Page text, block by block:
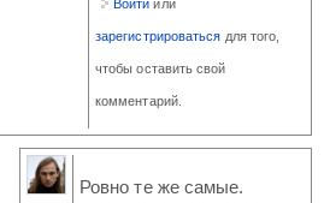
Войти или
зарегистрироваться для того,
чтобы оставить свой
комментарий.
Ровно те же самые.